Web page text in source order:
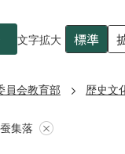
文字拡大 標準
員会教育部 歴史文
集落